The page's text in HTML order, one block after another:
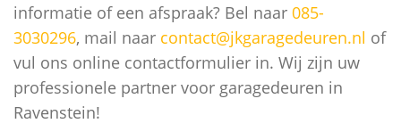
informatie of een afspraak? Bel naar 085-
3030296, mail naar contact@jkgaragedeuren.nl of
vul ons online contactformulier in. Wij zijn uw
professionele partner voor garagedeuren in
Ravenstein!